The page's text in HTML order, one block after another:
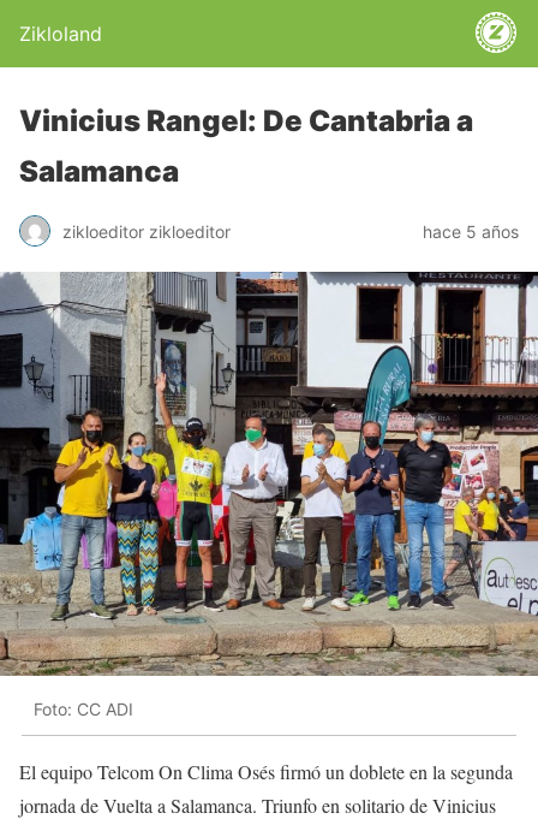
Zikloland
Vinicius Rangel: De Cantabria a
Salamanca
zikloeditor zikloeditor hace 5 años
Foto: CC ADI
El equipo Telcom On Clima Osés firmó un doblete en la segunda
jornada de Vuelta a Salamanca. Triunfo en solitario de Vinicius